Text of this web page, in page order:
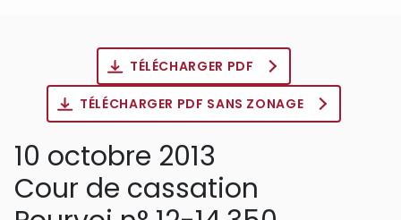
TÉLÉCHARGER PDF
TÉLÉCHARGER PDF SANS ZONAGE
10 octobre 2013
Cour de cassation